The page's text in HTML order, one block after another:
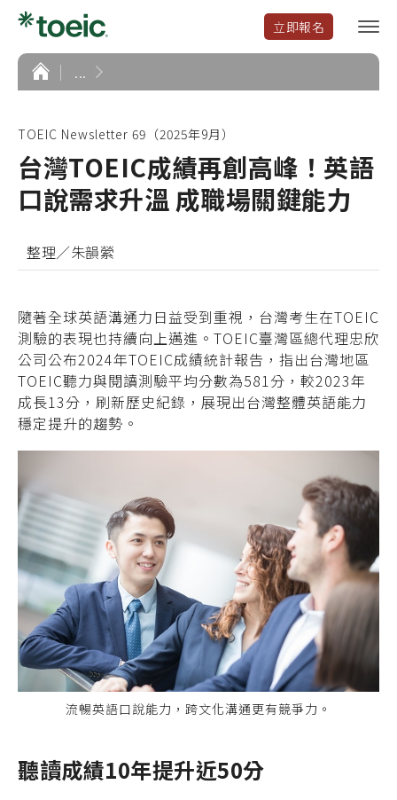
立即報名
選
單
首
頁
...
TOEIC Newsletter 69（2025年9月）
台灣TOEIC成績再創高峰！英語
口說需求升溫 成職場關鍵能力
整理／朱韻縈
隨著全球英語溝通力日益受到重視，台灣考生在TOEIC
測驗的表現也持續向上邁進。TOEIC臺灣區總代理忠欣
公司公布2024年TOEIC成績統計報告，指出台灣地區
TOEIC聽力與閱讀測驗平均分數為581分，較2023年
成長13分，刷新歷史紀錄，展現出台灣整體英語能力
穩定提升的趨勢。
流暢英語口說能力，跨文化溝通更有競爭力。
聽讀成績10年提升近50分